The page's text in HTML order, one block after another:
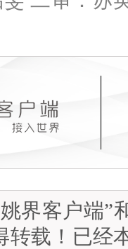
界客户端”
转载！已经